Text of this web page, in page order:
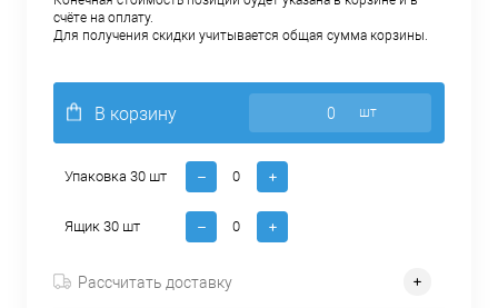
счёте на оплату.
Для получения скидки учитывается общая сумма корзины.
В корзину шт
Упаковка 30 шт
Ящик 30 шт
Рассчитать доставку